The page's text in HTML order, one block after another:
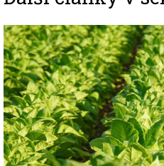
Image